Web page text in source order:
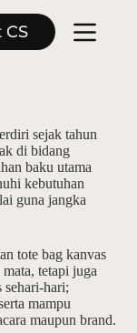
CS
sejak tahun
di bidang
baku utama
kebutuhan
guna jangka
tote bag kanvas
tetapi juga
sehari-hari;
mampu
maupun brand.